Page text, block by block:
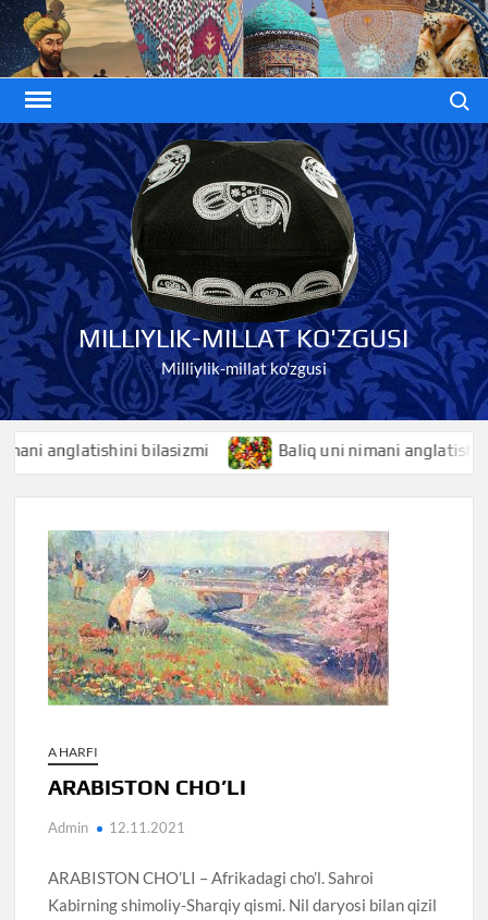
Skip
to
content
MILLIYLIK-MILLAT KO'ZGUSI
Milliylik-millat ko'zgusi
anglatishini bilasizmi Baliq uni nimani anglatishini
A HARFI
ARABISTON CHO’LI
Admin 12.11.2021
ARABISTON CHO’LI – Afrikadagi cho’l. Sahroi
Kabirning shimoliy-Sharqiy qismi. Nil daryosi bilan qizil